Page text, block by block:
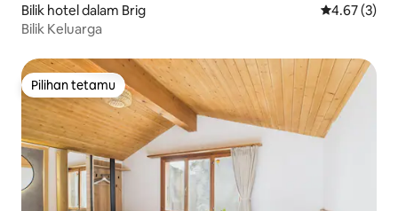
Bilik hotel dalam Brig Penarafan
4.67 (3)
Bilik Keluarga
Pilihan tetamu
Pilihan tetamu